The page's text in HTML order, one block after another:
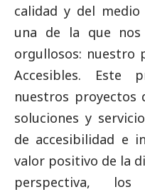
calidad y del
una de la que nos
orgullosos: nuestro
Accesibles. Este
nuestros proyectos
soluciones y
de accesibilidad e
valor positivo de la
perspectiva, los